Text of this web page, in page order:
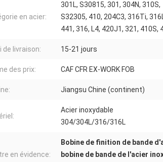
en acier:
301L, S30815, 301, 304N, 310S,
S32305, 410, 204C3, 316Ti,
441, 316, L4, 420J1, 321, 410S,
de livraison: 15-21 jours
des prix: CAF CFR EX-WORK FOB
Jiangsu Chine (continent)
Acier inoxydable
304/304L/316/316L
en évidence:
Bobine de finition de bande
bobine de bande de l'acier